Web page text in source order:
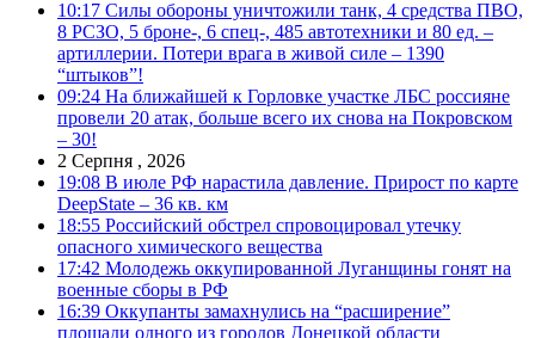
10:17 Силы обороны уничтожили танк, 4 средства ПВО,
8 РСЗО, 5 броне-, 6 спец-, 485 автотехники и 80 ед. –
артиллерии. Потери врага в живой силе – 1390
“штыков”!
09:24 На ближайшей к Горловке участке ЛБС россияне
провели 20 атак, больше всего их снова на Покровском
– 30!
2 Серпня , 2026
19:08 В июле РФ нарастила давление. Прирост по карте
DeepState – 36 кв. км
18:55 Российский обстрел спровоцировал утечку
опасного химического вещества
17:42 Молодежь оккупированной Луганщины гонят на
военные сборы в РФ
16:39 Оккупанты замахнулись на “расширение”
площади одного из городов Донецкой области